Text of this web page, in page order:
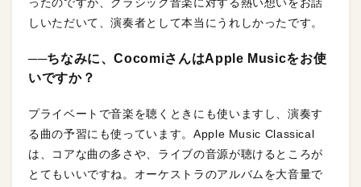
ったのですが、クラシック音楽に対する熱い想いをお話
しいただいて、演奏者として本当にうれしかったです。
──ちなみに、CocomiさんはApple Musicをお使
いですか？
プライベートで音楽を聴くときにも使いますし、演奏す
る曲の予習にも使っています。Apple Music Classical
は、コアな曲の多さや、ライブの音源が聴けるところが
とてもいいですね。オーケストラのアルバムを大音量で